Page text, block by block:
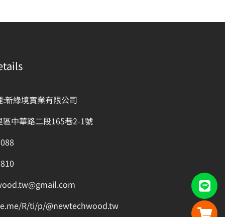
新綠境實業有限公司
區中華路二段165巷2-1號
R/ti/p/@newtechwood.tw